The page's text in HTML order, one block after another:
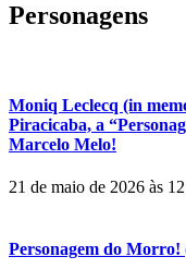
Personagens
Moniq Leclecq (in
Piracicaba, a
Marcelo Melo!
21 de maio de 2026 às
Personagem do